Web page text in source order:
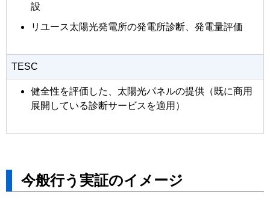
設
リユース太陽光発電所の発電所診断、発電量評価
TESC
健全性を評価した、太陽光パネルの提供（既に商用
展開している診断サービスを適用）
今般行う実証のイメージ